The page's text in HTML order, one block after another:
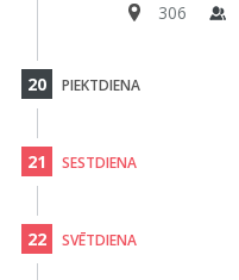
306
20 PIEKTDIENA
21 SESTDIENA
22 SVĒTDIENA